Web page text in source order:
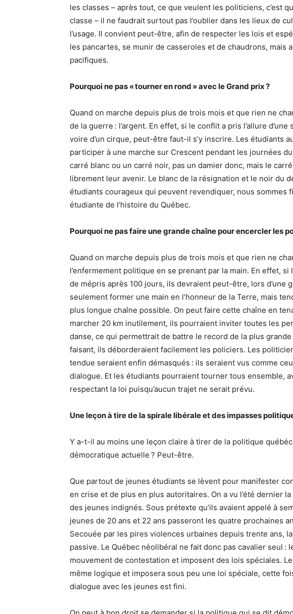
les classes – après tout, ce que veulent les politiciens, c’est
classe – il ne faudrait surtout pas l’oublier dans les lieux de
l’usage. Il convient peut-être, afin de respecter les lois et
les pancartes, se munir de casseroles et de chaudrons, mais
pacifiques.
Pourquoi ne pas « tourner en rond » avec le Grand prix ?
Quand on marche depuis plus de trois mois et que rien ne
de la guerre : l’argent. En effet, si le conflit a pris l’allure d’une
voire d’un cirque, peut-être faut-il s’y inscrire. Les étudiants
participer à une marche sur Crescent pendant les journées
carré blanc ou un carré noir, pas un damier donc, mais le
librement leur avenir. Le blanc de la résignation et le noir du
étudiants courageux qui peuvent revendiquer, nous sommes
étudiante de l’histoire du Québec.
Pourquoi ne pas faire une grande chaîne pour encercler les
Quand on marche depuis plus de trois mois et que rien ne
l’enfermement politique en se prenant par la main. En effet,
de mépris après 100 jours, ils devraient peut-être, lors d’une
seulement former une main en l’honneur de la Terre, mais
plus longue chaîne possible. On peut faire cette chaîne en
marcher 20 km inutilement, ils pourraient inviter toutes les
danse, ce qui permettrait de battre le record de la plus
faisant, ils déborderaient facilement les policiers. Les
tendue seraient enfin démasqués : ils seraient vus comme
dialogue. Et les étudiants pourraient tourner tous ensemble,
respectant la loi puisqu’aucun trajet ne serait prévu.
Une leçon à tire de la spirale libérale et des impasses
Y a-t-il au moins une leçon claire à tirer de la politique
démocratique actuelle ? Peut-être.
Que partout de jeunes étudiants se lèvent pour manifester
en crise et de plus en plus autoritaires. On a vu l’été dernier
des jeunes indignés. Sous prétexte qu’ils avaient appelé à
jeunes de 20 ans et 22 ans passeront les quatre prochaines
Secouée par les pires violences urbaines depuis trente ans,
passive. Le Québec néolibéral ne fait donc pas cavalier seul :
mouvement de contestation et imposent des lois spéciales.
même logique et imposera sous peu une loi spéciale, cette
dialogue avec les jeunes est fini.